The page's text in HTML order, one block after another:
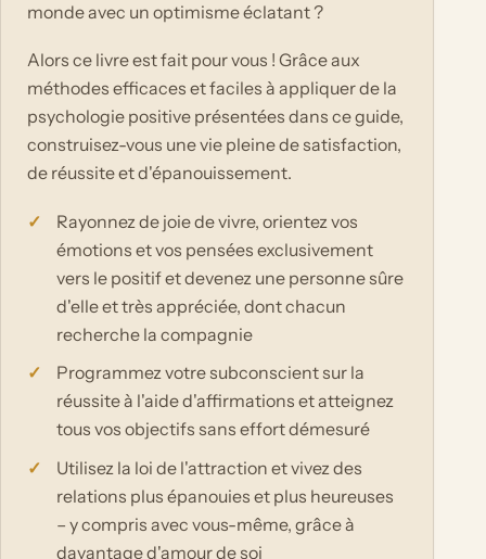
monde avec un optimisme éclatant ?
Alors ce livre est fait pour vous ! Grâce aux
méthodes efficaces et faciles à appliquer de la
psychologie positive présentées dans ce guide,
construisez-vous une vie pleine de satisfaction,
de réussite et d'épanouissement.
Rayonnez de joie de vivre, orientez vos
émotions et vos pensées exclusivement
vers le positif et devenez une personne sûre
d'elle et très appréciée, dont chacun
recherche la compagnie
Programmez votre subconscient sur la
réussite à l'aide d'affirmations et atteignez
tous vos objectifs sans effort démesuré
Utilisez la loi de l'attraction et vivez des
relations plus épanouies et plus heureuses
– y compris avec vous-même, grâce à
davantage d'amour de soi